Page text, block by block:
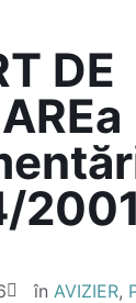
DE
în AVIZIER,